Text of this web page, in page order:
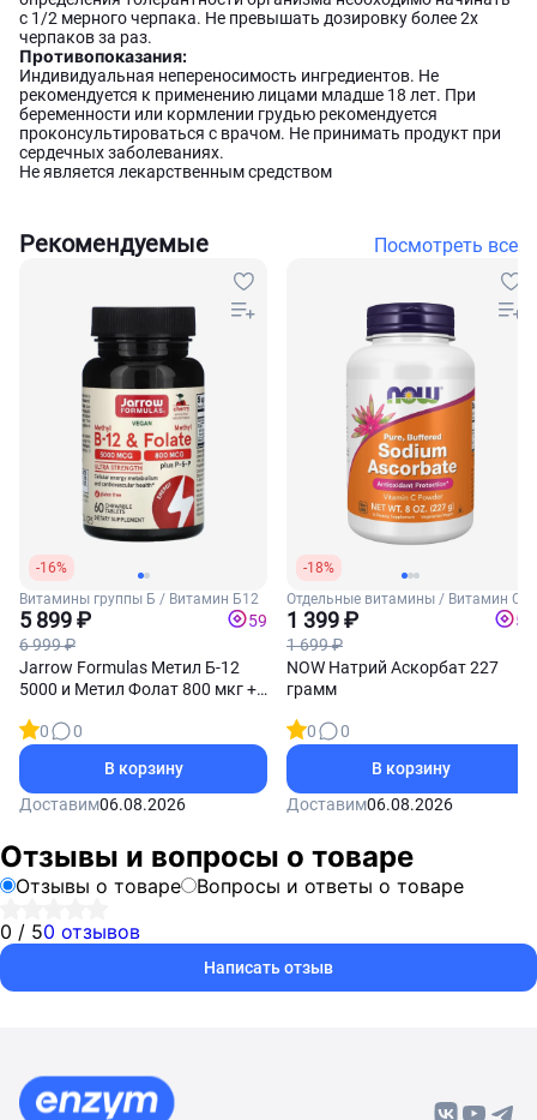
с 1/2 мерного черпака. Не превышать дозировку более 2х
черпаков за раз.
Противопоказания:
Индивидуальная непереносимость ингредиентов. Не
рекомендуется к применению лицами младше 18 лет. При
беременности или кормлении грудью рекомендуется
проконсультироваться с врачом. Не принимать продукт при
сердечных заболеваниях.
Не является лекарственным средством
Рекомендуемые Посмотреть все
-16%
Витамины группы Б / Витамин Б12
5 899 ₽
6 999 ₽
59
Jarrow Formulas Метил Б-12
5000 и Метил Фолат 800 мкг +
0
0
В корзину
Доставим06.08.2026
-18%
Отдельные витамины / Витамин С
1 399 ₽
1 699 ₽
56
NOW Натрий Аскорбат 227
грамм
0
0
В корзину
Доставим06.08.2026
Отзывы и вопросы о товаре
Отзывы о товаре
Вопросы и ответы о товаре
0 / 50 отзывов
Написать отзыв